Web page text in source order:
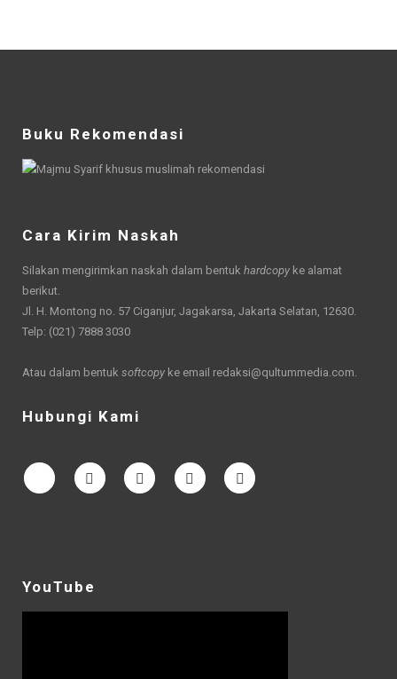
Buku Rekomendasi
Cara Kirim Naskah
Silakan mengirimkan naskah dalam bentuk hardcopy ke alamat
berikut.
Jl. H. Montong no. 57 Ciganjur, Jagakarsa, Jakarta Selatan, 12630.
Telp: (021) 7888 3030
Atau dalam bentuk softcopy ke email redaksi@qultummedia.com.
Hubungi Kami
YouTube